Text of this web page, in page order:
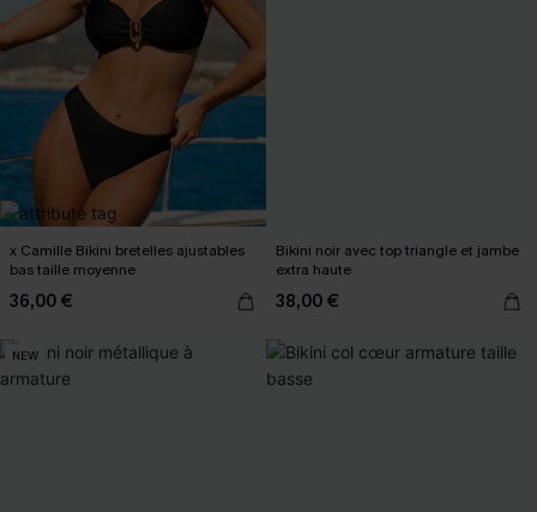
x Camille Bikini bretelles ajustables
bas taille moyenne
36,00 €
Bikini noir avec top triangle et jambe
extra haute
38,00 €
NEW